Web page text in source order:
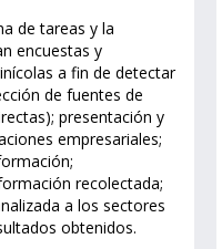
de tareas y la
encuestas y
a fin de detectar
de fuentes de
presentación y
empresariales;
recolectada;
a los sectores
obtenidos.